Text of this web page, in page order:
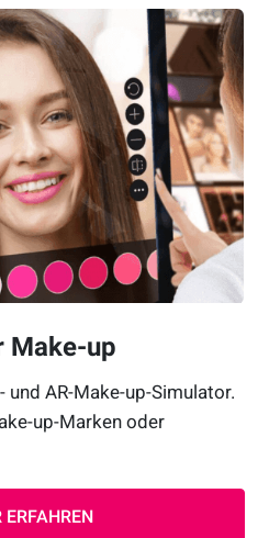
Make-up
und AR-Make-up-Simulator.
up-Marken oder
ERFAHREN